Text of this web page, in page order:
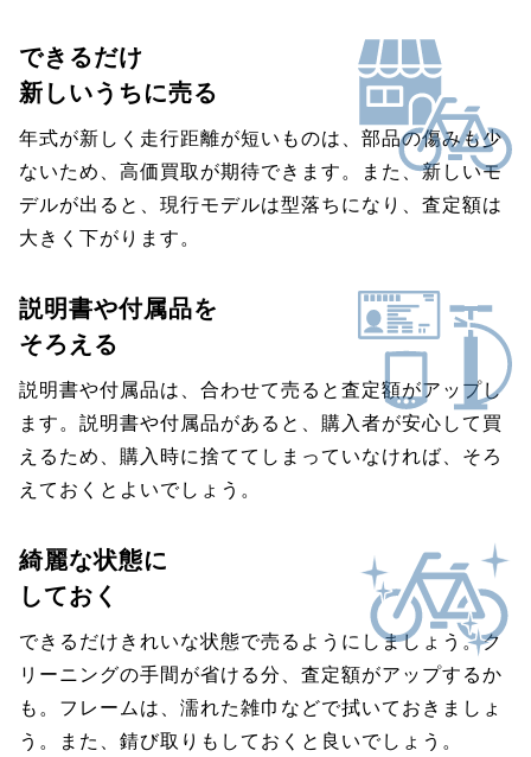
できるだけ
新しいうちに売る
年式が新しく走行距離が短いものは、部品の傷みも少
ないため、高価買取が期待できます。また、新しいモ
デルが出ると、現行モデルは型落ちになり、査定額は
大きく下がります。
説明書や付属品を
そろえる
説明書や付属品は、合わせて売ると査定額がアップし
ます。説明書や付属品があると、購入者が安心して買
えるため、購入時に捨ててしまっていなければ、そろ
えておくとよいでしょう。
綺麗な状態に
しておく
できるだけきれいな状態で売るようにしましょう。ク
リーニングの手間が省ける分、査定額がアップするか
も。フレームは、濡れた雑巾などで拭いておきましょ
う。また、錆び取りもしておくと良いでしょう。